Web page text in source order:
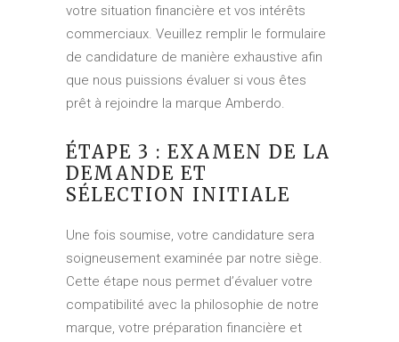
votre situation financière et vos intérêts
commerciaux. Veuillez remplir le formulaire
de candidature de manière exhaustive afin
que nous puissions évaluer si vous êtes
prêt à rejoindre la marque Amberdo.
ÉTAPE 3 : EXAMEN DE LA
DEMANDE ET
SÉLECTION INITIALE
Une fois soumise, votre candidature sera
soigneusement examinée par notre siège.
Cette étape nous permet d’évaluer votre
compatibilité avec la philosophie de notre
marque, votre préparation financière et